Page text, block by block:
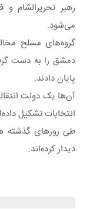
رهبر تحریرالشام
می‌شود.
گروه‌های مسلح
دمشق را به دست
پایان دادند.
آن‌ها یک دولت
انتخابات تشکیل
طی روزهای گذشته
دیدار کرده‌اند.